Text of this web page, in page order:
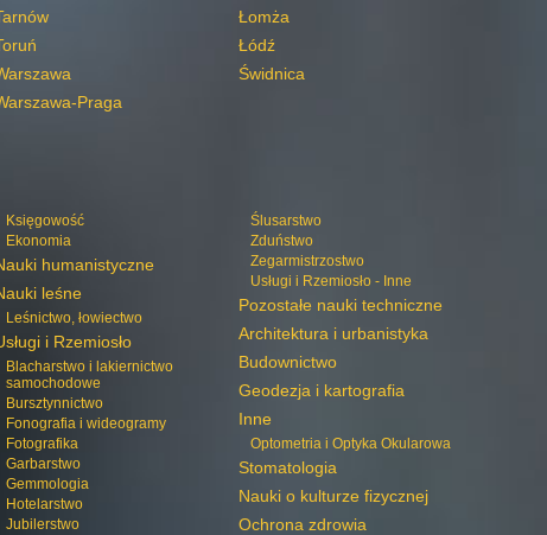
Praga
Łomża
Łódź
Świdnica
Księgowość
Ekonomia
humanistyczne
leśne
Leśnictwo, łowiectwo
i Rzemiosło
Blacharstwo i lakiernictwo
samochodowe
Bursztynnictwo
Fonografia i wideogramy
Fotografika
Garbarstwo
Gemmologia
Hotelarstwo
Jubilerstwo
Ślusarstwo
Zduństwo
Zegarmistrzostwo
Usługi i Rzemiosło - Inne
Pozostałe nauki techniczne
Architektura i urbanistyka
Budownictwo
Geodezja i kartografia
Inne
Optometria i Optyka Okularowa
Stomatologia
Nauki o kulturze fizycznej
Ochrona zdrowia